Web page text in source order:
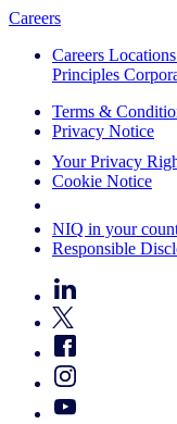
Careers
Careers Locations
Principles
Terms &
Privacy Notice
Your Privacy
Cookie Notice
NIQ in your
Responsible